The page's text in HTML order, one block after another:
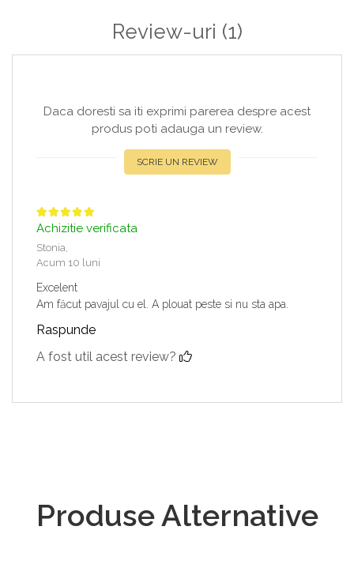
Review-uri (1)
Daca doresti sa iti exprimi parerea despre acest
produs poti adauga un review.
SCRIE UN REVIEW
Achizitie verificata
Stonia,
Acum 10 luni
Excelent
Am făcut pavajul cu el. A plouat peste si nu sta apa.
Raspunde
A fost util acest review?
Produse Alternative